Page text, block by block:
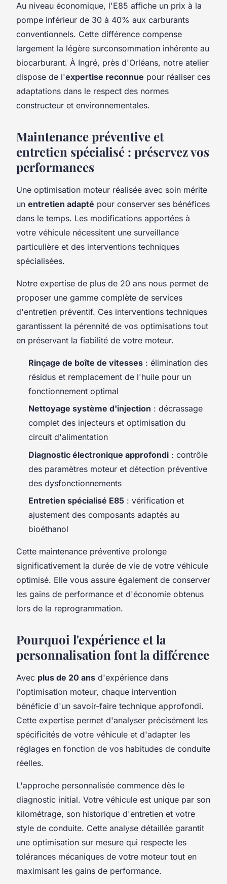
Au niveau économique, l'E85 affiche un prix à la
pompe inférieur de 30 à 40% aux carburants
conventionnels. Cette différence compense
largement la légère surconsommation inhérente au
biocarburant. À Ingré, près d'Orléans, notre atelier
dispose de l'expertise reconnue pour réaliser ces
adaptations dans le respect des normes
constructeur et environnementales.
Maintenance préventive et
entretien spécialisé : préservez vos
performances
Une optimisation moteur réalisée avec soin mérite
un entretien adapté pour conserver ses bénéfices
dans le temps. Les modifications apportées à
votre véhicule nécessitent une surveillance
particulière et des interventions techniques
spécialisées.
Notre expertise de plus de 20 ans nous permet de
proposer une gamme complète de services
d'entretien préventif. Ces interventions techniques
garantissent la pérennité de vos optimisations tout
en préservant la fiabilité de votre moteur.
Rinçage de boîte de vitesses : élimination des
résidus et remplacement de l'huile pour un
fonctionnement optimal
Nettoyage système d'injection : décrassage
complet des injecteurs et optimisation du
circuit d'alimentation
Diagnostic électronique approfondi : contrôle
des paramètres moteur et détection préventive
des dysfonctionnements
Entretien spécialisé E85 : vérification et
ajustement des composants adaptés au
bioéthanol
Cette maintenance préventive prolonge
significativement la durée de vie de votre véhicule
optimisé. Elle vous assure également de conserver
les gains de performance et d'économie obtenus
lors de la reprogrammation.
Pourquoi l'expérience et la
personnalisation font la différence
Avec plus de 20 ans d'expérience dans
l'optimisation moteur, chaque intervention
bénéficie d'un savoir-faire technique approfondi.
Cette expertise permet d'analyser précisément les
spécificités de votre véhicule et d'adapter les
réglages en fonction de vos habitudes de conduite
réelles.
L'approche personnalisée commence dès le
diagnostic initial. Votre véhicule est unique par son
kilométrage, son historique d'entretien et votre
style de conduite. Cette analyse détaillée garantit
une optimisation sur mesure qui respecte les
tolérances mécaniques de votre moteur tout en
maximisant les gains de performance.